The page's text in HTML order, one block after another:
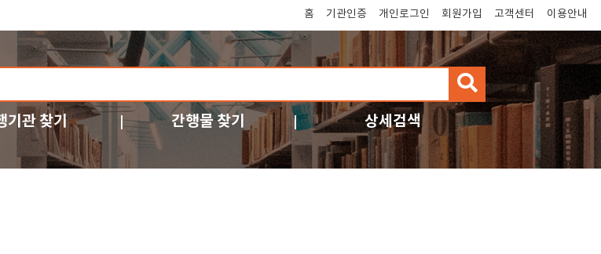
홈 기관인증 개인로그인 회원가입 고객센터 이용안내
검
색
기관 찾기 간행물 찾기 상세검색